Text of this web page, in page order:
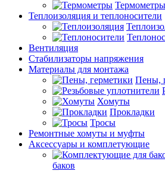
Термометры
Теплоизоляция и теплоносители
Вентиляция
Стабилизаторы напряжения
Материалы для монтажа
Пены,
Хомуты
Прокладки
Тросы
Ремонтные хомуты и муфты
Аксессуары и комплетующие
баков